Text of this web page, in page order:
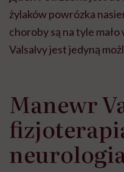
żylaków powrózka
choroby są na tyle
Valsalvy jest jedyną
Manewr